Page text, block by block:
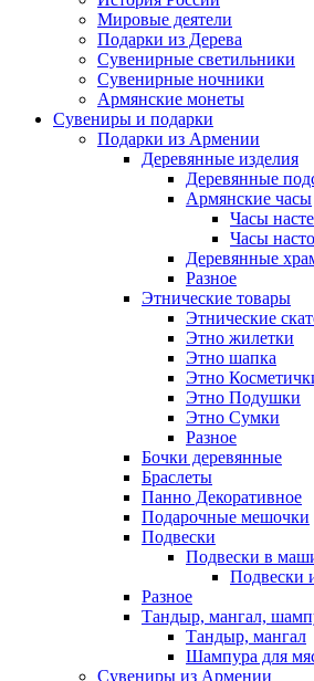
Мировые деятели
Подарки из Дерева
Сувенирные светильники
Сувенирные ночники
Армянские монеты
Сувениры и подарки
Подарки из Армении
Деревянные изделия
Деревянные
Армянские часы
Часы
Часы
Деревянные
Разное
Этнические товары
Этнические
Этно жилетки
Этно шапка
Этно
Этно Подушки
Этно Сумки
Разное
Бочки деревянные
Браслеты
Панно Декоративное
Подарочные мешочки
Подвески
Подвески в
Подвески
Разное
Тандыр, мангал,
Тандыр, мангал
Шампура для
Сувениры из Армении